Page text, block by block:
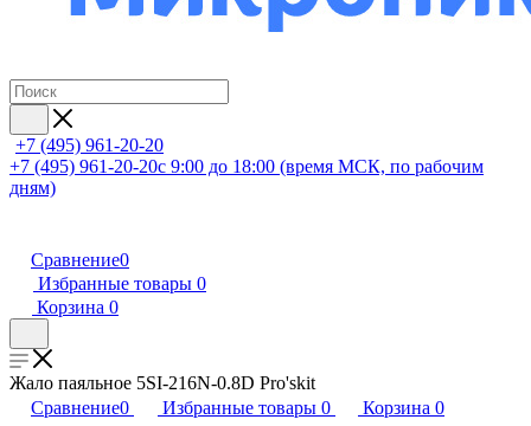
+7 (495) 961-20-20
+7 (495) 961-20-20с 9:00 до 18:00 (время МСК, по рабочим
дням)
Сравнение0
Избранные товары 0
Корзина 0
Жало паяльное 5SI-216N-0.8D Pro'skit
Сравнение0 Избранные товары 0 Корзина 0